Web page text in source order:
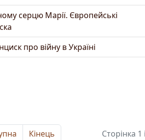
серцю Марії. Європейські
про війну в Україні
Кінець Сторінка 1